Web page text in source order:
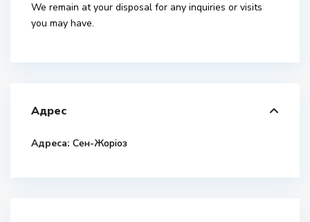
We remain at your disposal for any inquiries or visits
you may have.
Адрес
Адреса: Сен-Жоріоз